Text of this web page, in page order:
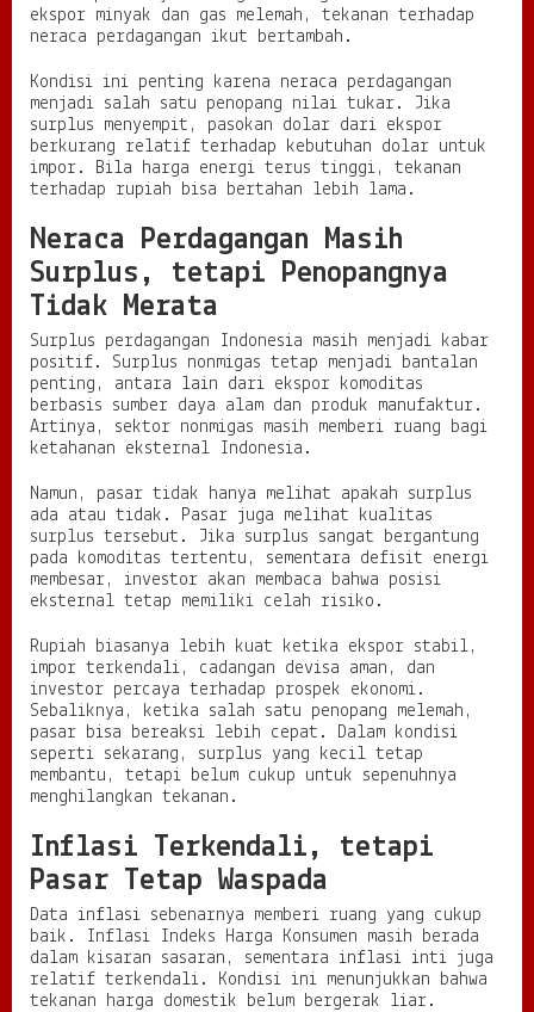
ekspor minyak dan gas melemah, tekanan terhadap
neraca perdagangan ikut bertambah.
Kondisi ini penting karena neraca perdagangan
menjadi salah satu penopang nilai tukar. Jika
surplus menyempit, pasokan dolar dari ekspor
berkurang relatif terhadap kebutuhan dolar untuk
impor. Bila harga energi terus tinggi, tekanan
terhadap rupiah bisa bertahan lebih lama.
Neraca Perdagangan Masih
Surplus, tetapi Penopangnya
Tidak Merata
Surplus perdagangan Indonesia masih menjadi kabar
positif. Surplus nonmigas tetap menjadi bantalan
penting, antara lain dari ekspor komoditas
berbasis sumber daya alam dan produk manufaktur.
Artinya, sektor nonmigas masih memberi ruang bagi
ketahanan eksternal Indonesia.
Namun, pasar tidak hanya melihat apakah surplus
ada atau tidak. Pasar juga melihat kualitas
surplus tersebut. Jika surplus sangat bergantung
pada komoditas tertentu, sementara defisit energi
membesar, investor akan membaca bahwa posisi
eksternal tetap memiliki celah risiko.
Rupiah biasanya lebih kuat ketika ekspor stabil,
impor terkendali, cadangan devisa aman, dan
investor percaya terhadap prospek ekonomi.
Sebaliknya, ketika salah satu penopang melemah,
pasar bisa bereaksi lebih cepat. Dalam kondisi
seperti sekarang, surplus yang kecil tetap
membantu, tetapi belum cukup untuk sepenuhnya
menghilangkan tekanan.
Inflasi Terkendali, tetapi
Pasar Tetap Waspada
Data inflasi sebenarnya memberi ruang yang cukup
baik. Inflasi Indeks Harga Konsumen masih berada
dalam kisaran sasaran, sementara inflasi inti juga
relatif terkendali. Kondisi ini menunjukkan bahwa
tekanan harga domestik belum bergerak liar.